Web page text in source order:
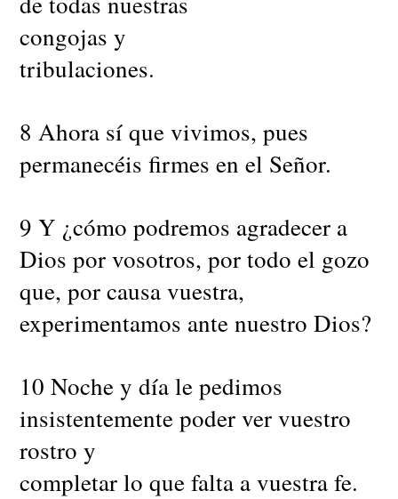
congojas y
tribulaciones.
8 Ahora sí que vivimos, pues
permanecéis firmes en el Señor.
9 Y ¿cómo podremos agradecer a
Dios por vosotros, por todo el gozo
que, por causa vuestra,
experimentamos ante nuestro Dios?
10 Noche y día le pedimos
insistentemente poder ver vuestro
rostro y
completar lo que falta a vuestra fe.